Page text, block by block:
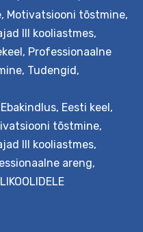
on võimalik loovas ja
analüüsida ja luua
uuenduslikke
Väljundid
õpikäsitusest lähtuvalt
Ta…Continue
, Motivatsiooni tõstmine,
III kooliastmes,
, Professionaalne
, Tudengid,
Ebakindlus, Eesti keel,
tõstmine,
III kooliastmes,
areng,